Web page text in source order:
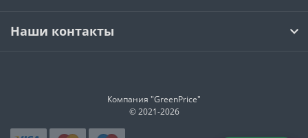
Наши контакты
Компания "GreenPrice"
© 2021-2026